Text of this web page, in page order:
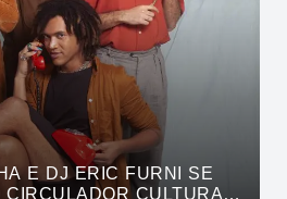
E DJ ERIC FURNI SE
CULTURAL